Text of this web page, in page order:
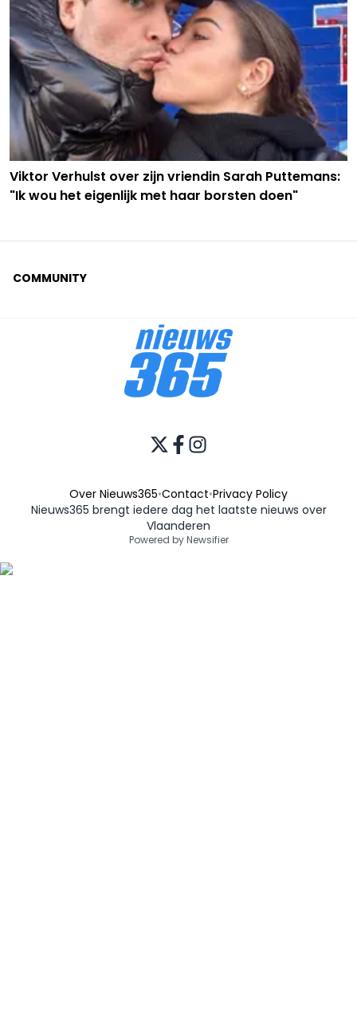
Viktor Verhulst over zijn vriendin Sarah Puttemans:
"Ik wou het eigenlijk met haar borsten doen"
COMMUNITY
Over Nieuws365•Contact•Privacy Policy
Nieuws365 brengt iedere dag het laatste nieuws over
Vlaanderen
Powered by Newsifier